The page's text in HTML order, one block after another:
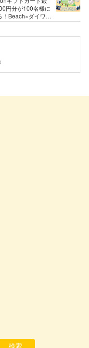
円分が100名様に
！Beach×ダイワボ
システムのキャン